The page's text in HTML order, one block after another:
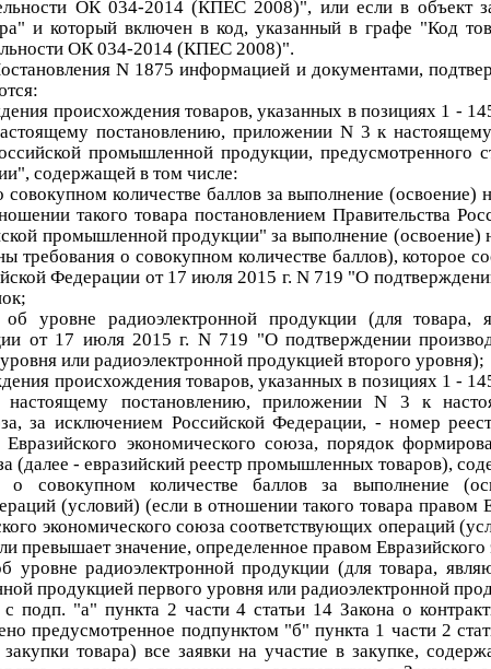
ОК 034-2014 (КПЕС 2008)", или если в объект
и который включен в код, указанный в графе "Код
ОК 034-2014 (КПЕС 2008)".
N 1875 информацией и документами,
происхождения товаров, указанных в позициях 1 -
постановлению, приложении N 3 к
промышленной продукции,
содержащей в том числе:
количестве баллов за выполнение
такого товара постановлением Правительства
промышленной продукции" за выполнение
требования о совокупном количестве баллов), которое
Федерации от 17 июля 2015 г. N 719 "О
уровне радиоэлектронной продукции (для товара,
от 17 июля 2015 г. N 719 "О подтверждении
или радиоэлектронной продукцией второго уровня);
происхождения товаров, указанных в позициях 1 -
постановлению, приложении N 3 к
за исключением Российской Федерации, - номер
экономического союза, порядок
(далее - евразийский реестр промышленных товаров),
совокупном количестве баллов за выполнение
(условий) (если в отношении такого товара
экономического союза соответствующих операций
превышает значение, определенное правом
радиоэлектронной продукции (для товара,
продукцией первого уровня или радиоэлектронной
с подп. "а" пункта 2 части 4 статьи 14 Закона о
предусмотренное подпунктом "б" пункта 1 части 2
товара) все заявки на участие в закупке,